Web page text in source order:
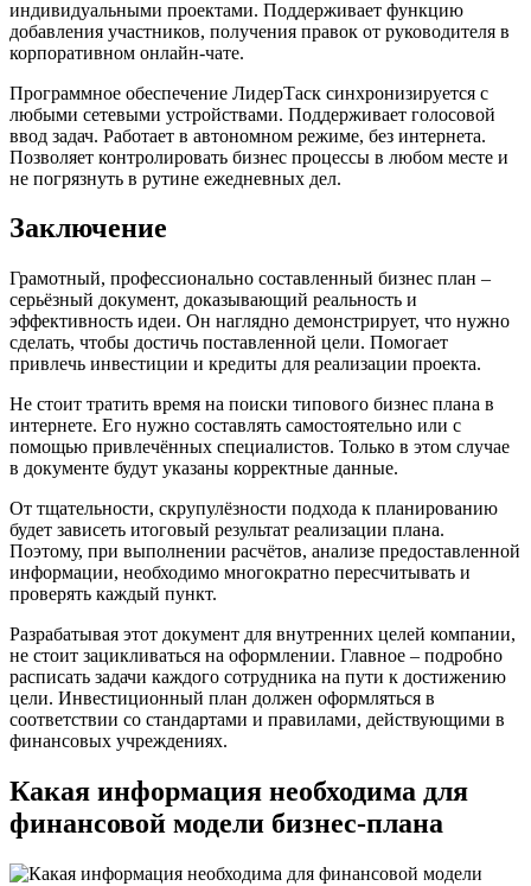
индивидуальными проектами. Поддерживает функцию
добавления участников, получения правок от руководителя в
корпоративном онлайн-чате.
Программное обеспечение ЛидерТаск синхронизируется с
любыми сетевыми устройствами. Поддерживает голосовой
ввод задач. Работает в автономном режиме, без интернета.
Позволяет контролировать бизнес процессы в любом месте и
не погрязнуть в рутине ежедневных дел.
Заключение
Грамотный, профессионально составленный бизнес план –
серьёзный документ, доказывающий реальность и
эффективность идеи. Он наглядно демонстрирует, что нужно
сделать, чтобы достичь поставленной цели. Помогает
привлечь инвестиции и кредиты для реализации проекта.
Не стоит тратить время на поиски типового бизнес плана в
интернете. Его нужно составлять самостоятельно или с
помощью привлечённых специалистов. Только в этом случае
в документе будут указаны корректные данные.
От тщательности, скрупулёзности подхода к планированию
будет зависеть итоговый результат реализации плана.
Поэтому, при выполнении расчётов, анализе предоставленной
информации, необходимо многократно пересчитывать и
проверять каждый пункт.
Разрабатывая этот документ для внутренних целей компании,
не стоит зацикливаться на оформлении. Главное – подробно
расписать задачи каждого сотрудника на пути к достижению
цели. Инвестиционный план должен оформляться в
соответствии со стандартами и правилами, действующими в
финансовых учреждениях.
Какая информация необходима для
финансовой модели бизнес-плана